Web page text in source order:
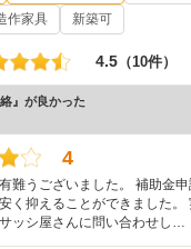
作家具 新築可
4.5 （10件）
』が良かった
4
難うございました。 補助金
く抑えることができました。
ッシ屋さんに問い合わせし…